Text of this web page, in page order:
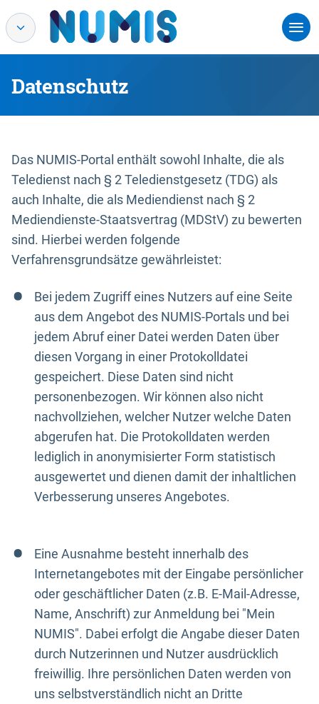
Datenschutz
Das NUMIS-Portal enthält sowohl Inhalte, die als
Teledienst nach § 2 Teledienstgesetz (TDG) als
auch Inhalte, die als Mediendienst nach § 2
Mediendienste-Staatsvertrag (MDStV) zu bewerten
sind. Hierbei werden folgende
Verfahrensgrundsätze gewährleistet:
Bei jedem Zugriff eines Nutzers auf eine Seite
aus dem Angebot des NUMIS-Portals und bei
jedem Abruf einer Datei werden Daten über
diesen Vorgang in einer Protokolldatei
gespeichert. Diese Daten sind nicht
personenbezogen. Wir können also nicht
nachvollziehen, welcher Nutzer welche Daten
abgerufen hat. Die Protokolldaten werden
lediglich in anonymisierter Form statistisch
ausgewertet und dienen damit der inhaltlichen
Verbesserung unseres Angebotes.
Eine Ausnahme besteht innerhalb des
Internetangebotes mit der Eingabe persönlicher
oder geschäftlicher Daten (z.B. E-Mail-Adresse,
Name, Anschrift) zur Anmeldung bei "Mein
NUMIS". Dabei erfolgt die Angabe dieser Daten
durch Nutzerinnen und Nutzer ausdrücklich
freiwillig. Ihre persönlichen Daten werden von
uns selbstverständlich nicht an Dritte